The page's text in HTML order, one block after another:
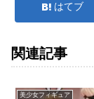
はてブ
関連記事
美少女フィギュア